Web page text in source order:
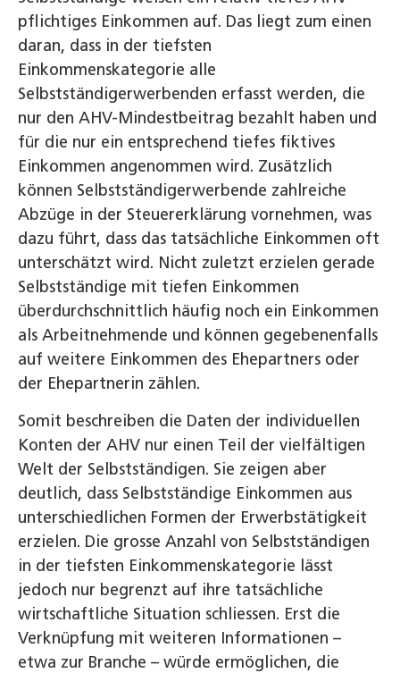
pflichtiges Einkommen auf. Das liegt zum einen
daran, dass in der tiefsten
Einkommenskategorie alle
Selbstständigerwerbenden erfasst werden, die
nur den AHV-Mindestbeitrag bezahlt haben und
für die nur ein entsprechend tiefes fiktives
Einkommen angenommen wird. Zusätzlich
können Selbstständigerwerbende zahlreiche
Abzüge in der Steuererklärung vornehmen, was
dazu führt, dass das tatsächliche Einkommen oft
unterschätzt wird. Nicht zuletzt erzielen gerade
Selbstständige mit tiefen Einkommen
überdurchschnittlich häufig noch ein Einkommen
als Arbeitnehmende und können gegebenenfalls
auf weitere Einkommen des Ehepartners oder
der Ehepartnerin zählen.
Somit beschreiben die Daten der individuellen
Konten der AHV nur einen Teil der vielfältigen
Welt der Selbstständigen. Sie zeigen aber
deutlich, dass Selbstständige Einkommen aus
unterschiedlichen Formen der Erwerbstätigkeit
erzielen. Die grosse Anzahl von Selbstständigen
in der tiefsten Einkommenskategorie lässt
jedoch nur begrenzt auf ihre tatsächliche
wirtschaftliche Situation schliessen. Erst die
Verknüpfung mit weiteren Informationen –
etwa zur Branche – würde ermöglichen, die